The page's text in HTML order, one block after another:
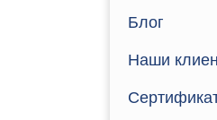
Блог
Наши